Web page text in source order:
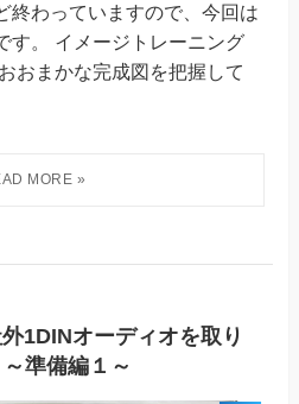
終わっていますので、今回は
す。 イメージトレーニング
おまかな完成図を把握して
1DINオーディオを取り
準備編１～